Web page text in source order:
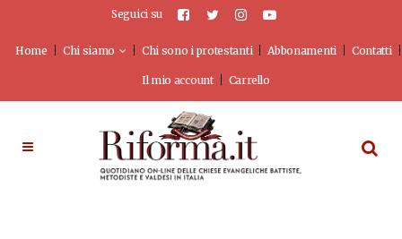
Seguici su
Home Chi siamo Chi sono i protestanti Abbonamenti Contatti
Il mio account Carrello